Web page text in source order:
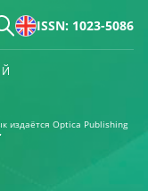
ISSN: 1023-5086
издаётся Optica Publishing